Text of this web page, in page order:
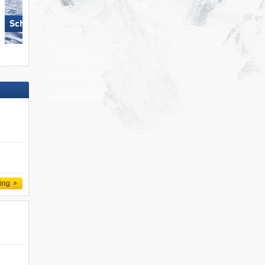
Schmitten Hochkönig